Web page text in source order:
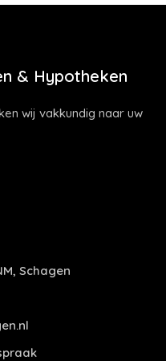
& Hypotheken
wij vakkundig naar uw
Schagen